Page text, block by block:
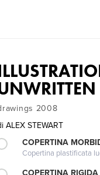
2008
ALEX STEWART
COPERTINA
Copertina plastificata
COPERTINA